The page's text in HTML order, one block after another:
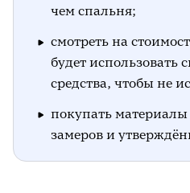
чем спальня;
смотреть на
будет использовать
средства, чтобы не
покупать
замеров и